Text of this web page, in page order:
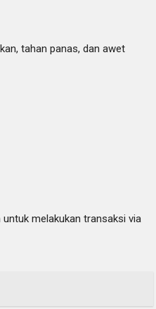
tahan panas, dan awet
melakukan transaksi via